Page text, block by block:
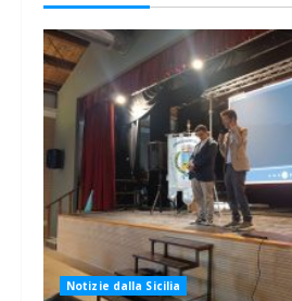
Notizie dalla Sicilia